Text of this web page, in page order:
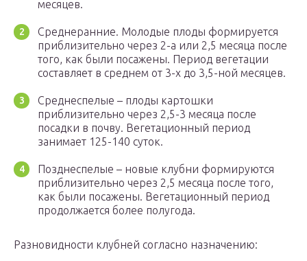
месяцев.
Среднеранние. Молодые плоды формируется
приблизительно через 2-а или 2,5 месяца после
того, как были посажены. Период вегетации
составляет в среднем от 3-х до 3,5-ной месяцев.
Среднеспелые – плоды картошки
приблизительно через 2,5-3 месяца после
посадки в почву. Вегетационный период
занимает 125-140 суток.
Позднеспелые – новые клубни формируются
приблизительно через 2,5 месяца после того,
как были посажены. Вегетационный период
продолжается более полугода.
Разновидности клубней согласно назначению: